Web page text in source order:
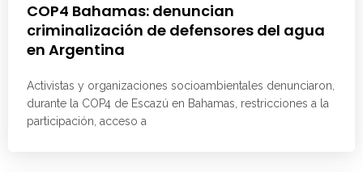
COP4 Bahamas: denuncian
criminalización de defensores del agua
en Argentina
Activistas y organizaciones socioambientales denunciaron,
durante la COP4 de Escazú en Bahamas, restricciones a la
participación, acceso a